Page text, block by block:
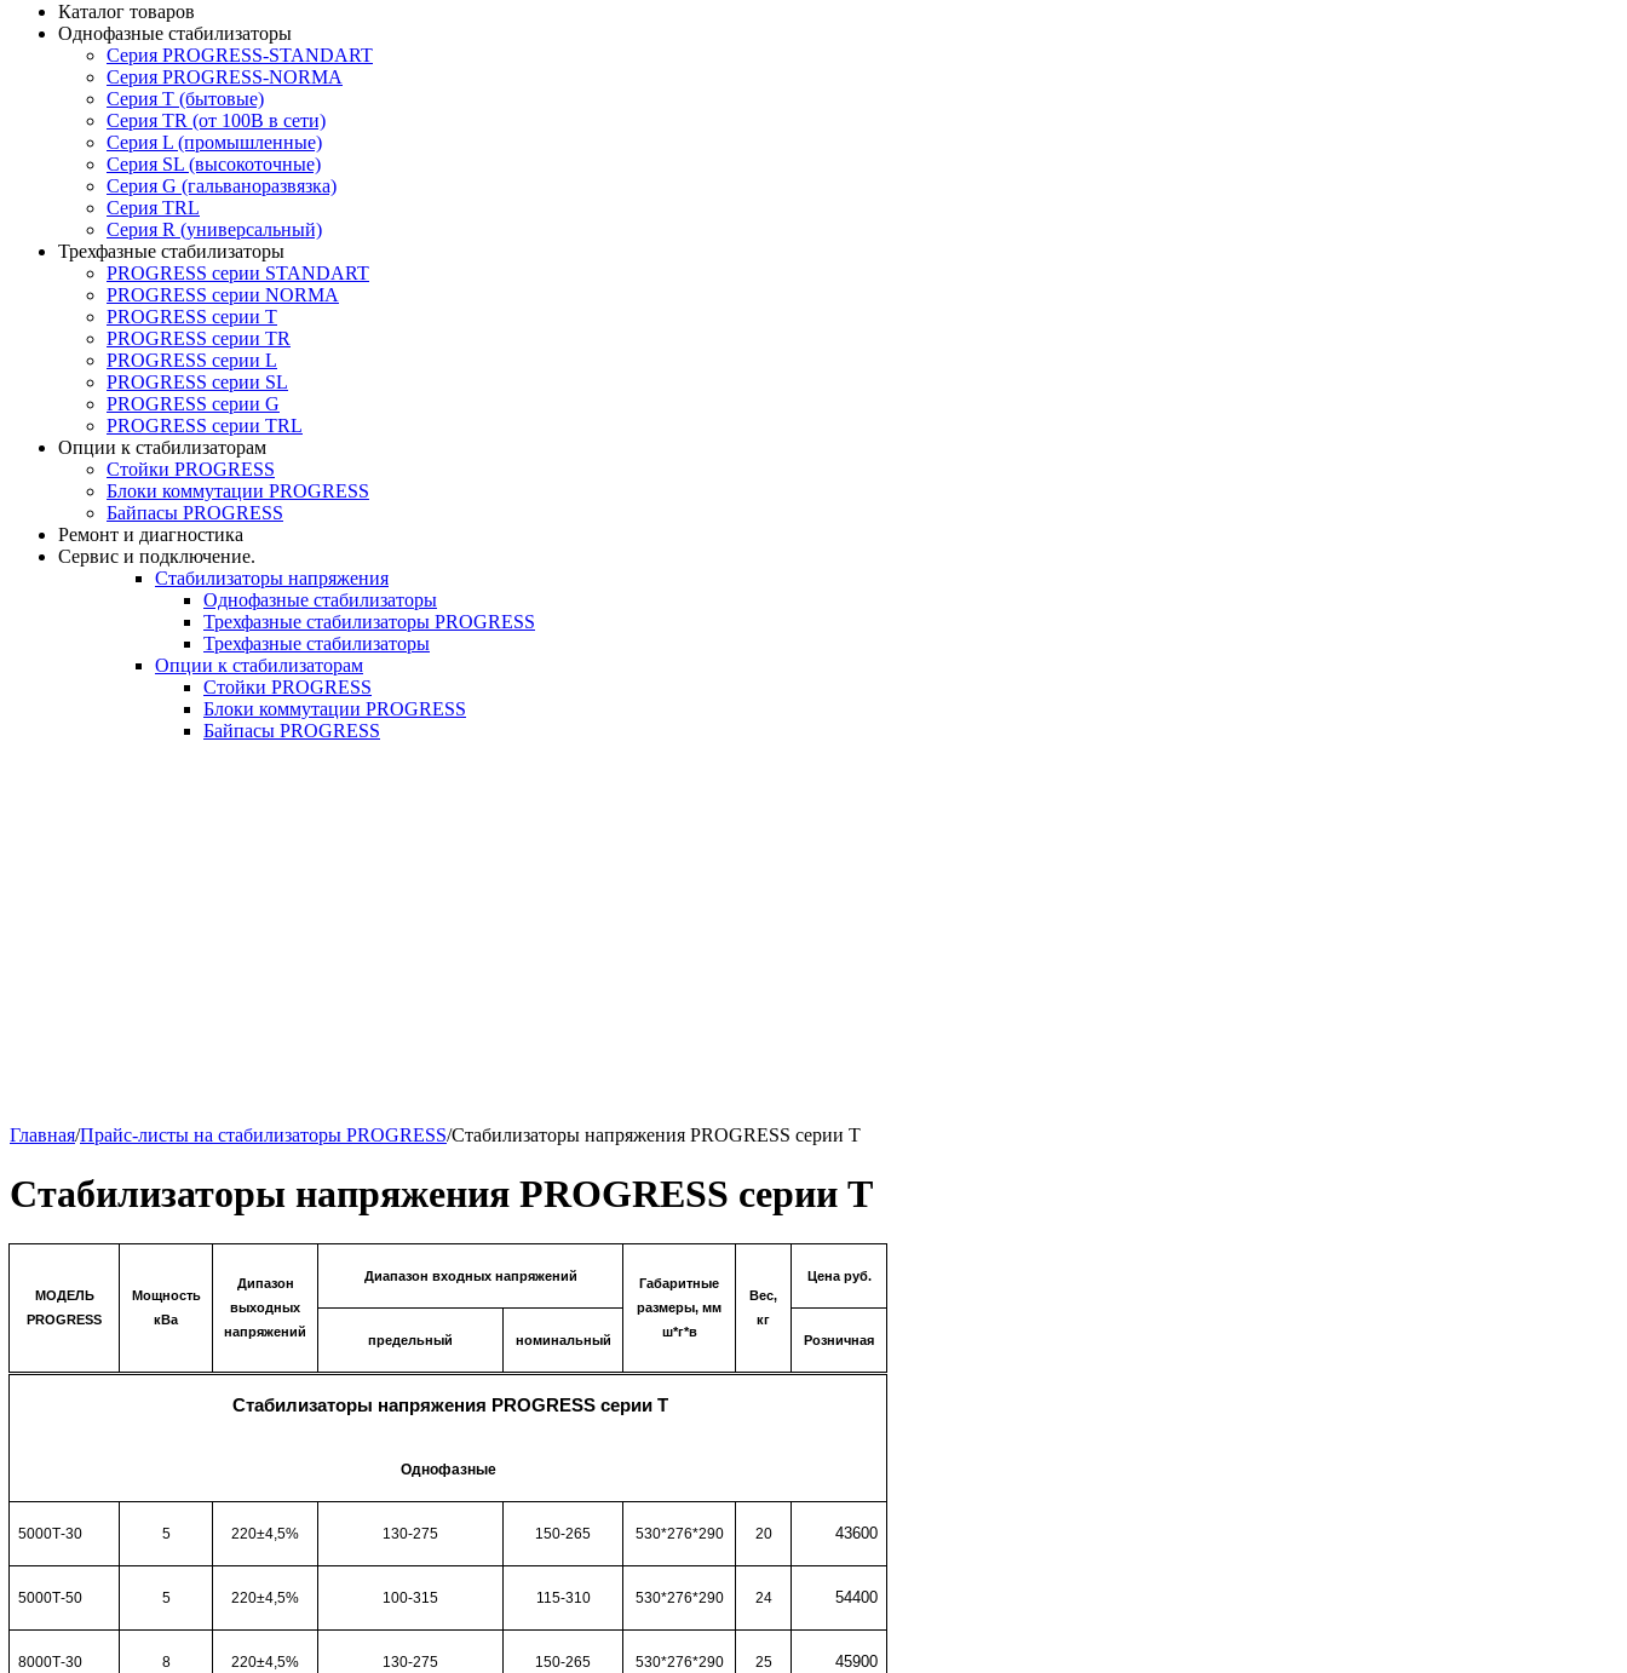
Каталог товаров
Однофазные стабилизаторы
Серия PROGRESS-STANDART
Серия PROGRESS-NORMA
Серия T (бытовые)
Серия TR (от 100В в сети)
Серия L (промышленные)
Серия SL (высокоточные)
Серия G (гальваноразвязка)
Серия TRL
Серия R (универсальный)
Трехфазные стабилизаторы
PROGRESS cерии STANDART
PROGRESS cерии NORMA
PROGRESS серии Т
PROGRESS серии ТR
PROGRESS серии L
PROGRESS серии SL
PROGRESS серии G
PROGRESS серии TRL
Опции к стабилизаторам
Стойки PROGRESS
Блоки коммутации PROGRESS
Байпасы PROGRESS
Ремонт и диагностика
Сервис и подключение.
Стабилизаторы напряжения
Однофазные стабилизаторы
Трехфазные стабилизаторы PROGRESS
Трехфазные стабилизаторы
Опции к стабилизаторам
Стойки PROGRESS
Блоки коммутации PROGRESS
Байпасы PROGRESS
Главная/Прайс-листы на стабилизаторы PROGRESS/Стабилизаторы напряжения PROGRESS серии Т
Стабилизаторы напряжения PROGRESS серии Т
МОДЕЛЬ
PROGRESS
Мощность
кВа
Дипазон
выходных
напряжений
Диапазон входных напряжений
Габаритные
размеры, мм
ш*г*в
Вес,
кг
Цена руб.
предельный номинальный Розничная
Стабилизаторы напряжения PROGRESS серии Т
Однофазные
5000Т-30 5 220±4,5% 130-275 150-265 530*276*290 20 43600
5000Т-50 5 220±4,5% 100-315 115-310 530*276*290 24 54400
8000Т-30 8 220±4,5% 130-275 150-265 530*276*290 25 45900